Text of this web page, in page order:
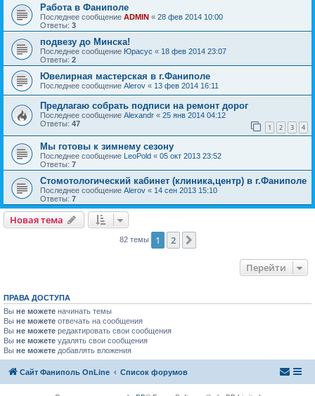
Работа в Фаниполе
Последнее сообщение ADMIN « 28 фев 2014 10:00
Ответы: 3
подвезу до Минска!
Последнее сообщение Юрасус « 18 фев 2014 23:07
Ответы: 2
Ювелирная мастерская в г.Фаниполе
Последнее сообщение Alerov « 13 фев 2014 16:11
Предлагаю собрать подписи на ремонт дорог
Последнее сообщение Alexandr « 25 янв 2014 04:12
Ответы: 47 1 2 3 4
Мы готовы к зимнему сезону
Последнее сообщение LeoPold « 05 окт 2013 23:52
Ответы: 7
Стомотологический кабинет (клиника,центр) в г.Фаниполе
Последнее сообщение Alerov « 14 сен 2013 15:10
Ответы: 7
Новая тема
82 темы 1 2
Перейти
ПРАВА ДОСТУПА
Вы не можете начинать темы
Вы не можете отвечать на сообщения
Вы не можете редактировать свои сообщения
Вы не можете удалять свои сообщения
Вы не можете добавлять вложения
Сайт Фаниполь OnLine Список форумов